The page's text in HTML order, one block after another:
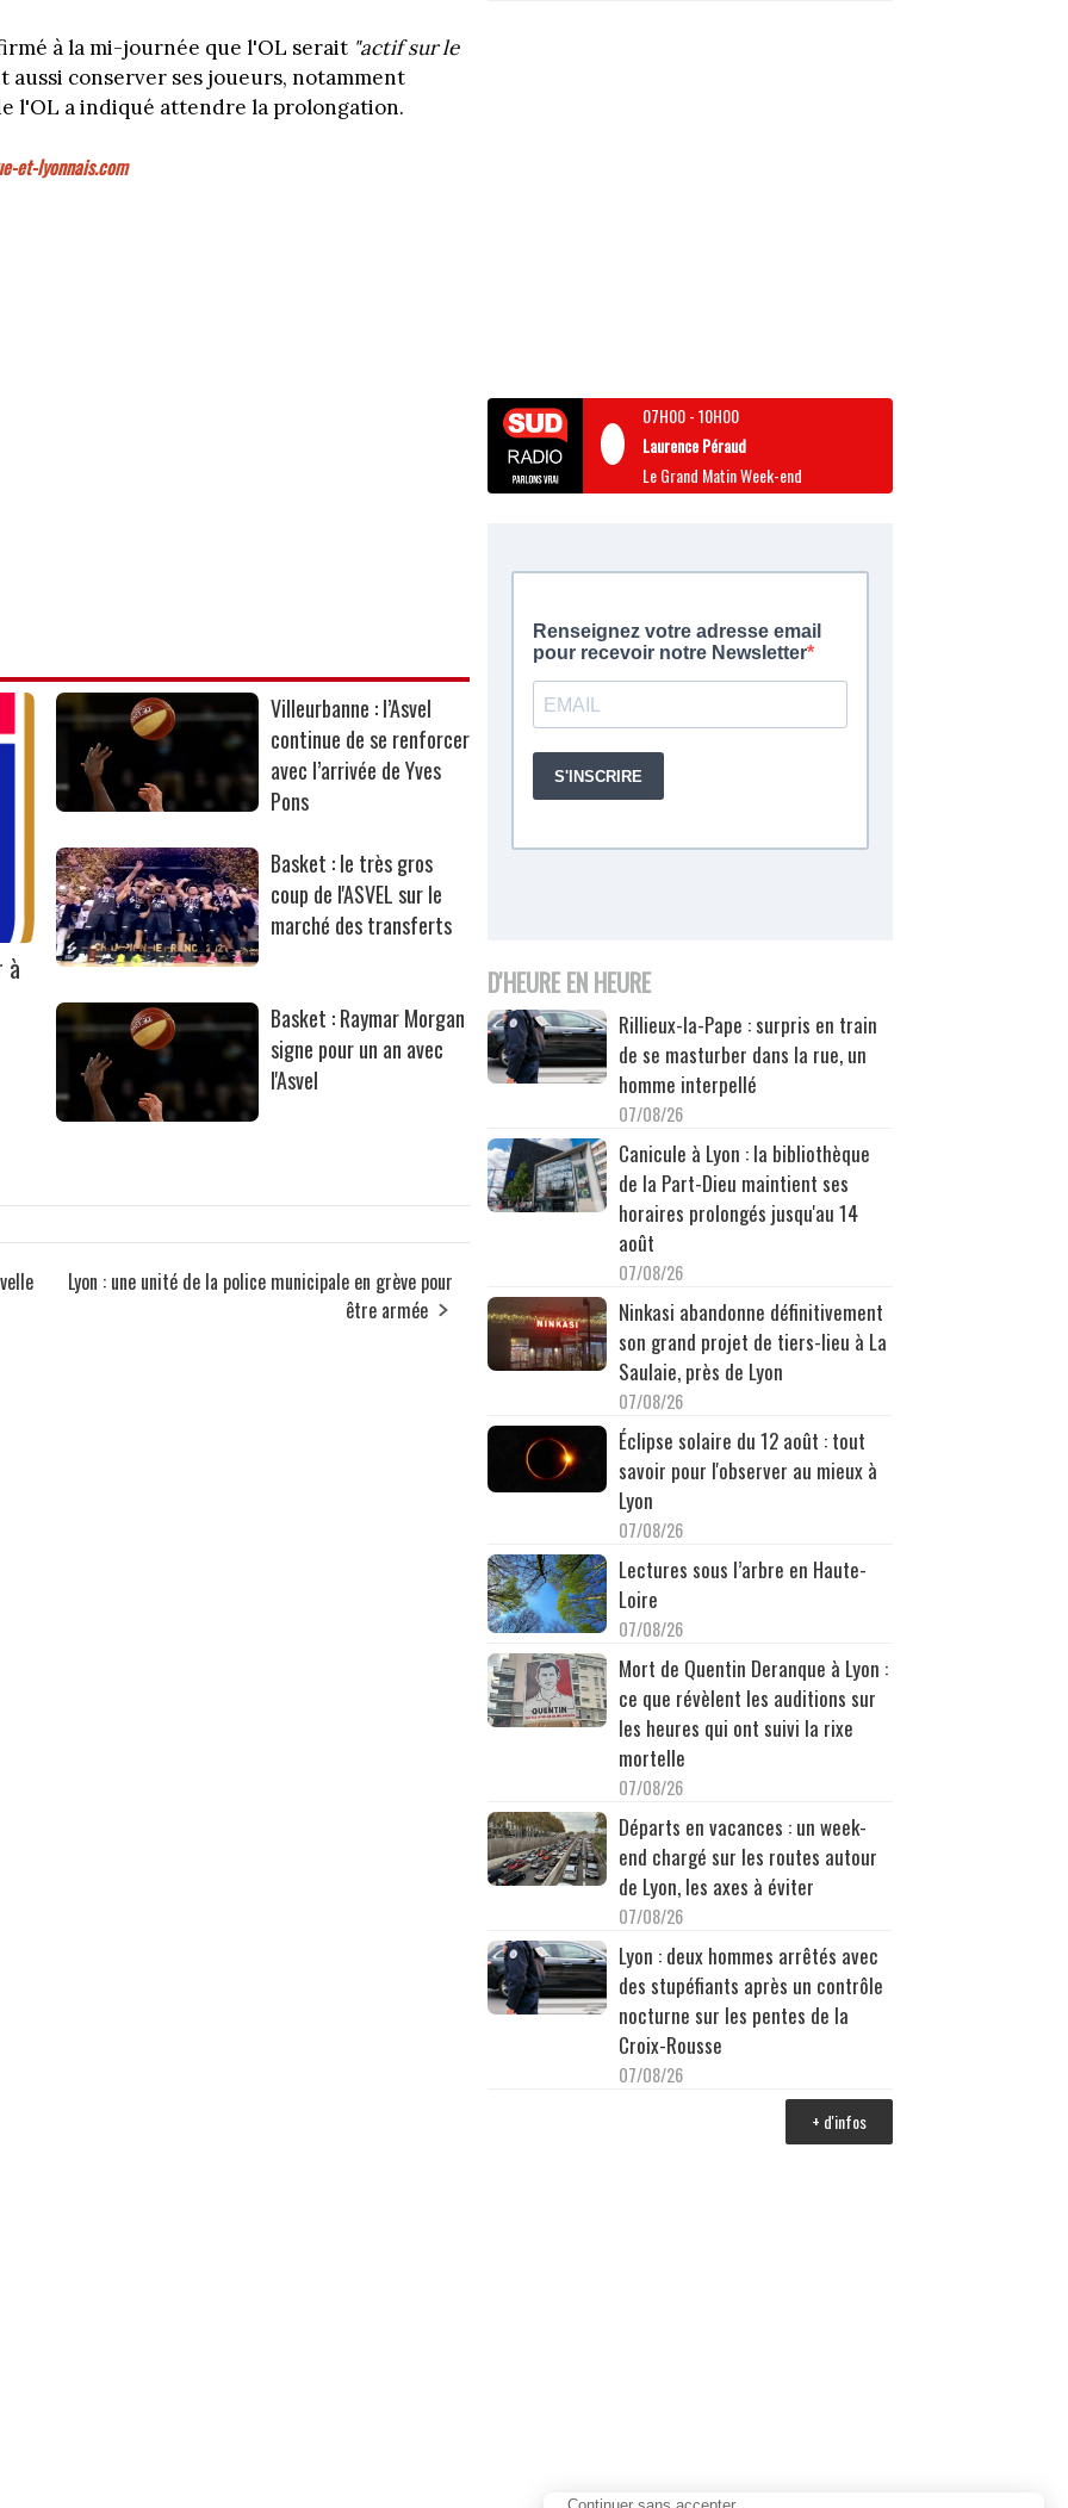
à la mi-journée que l'OL serait "actif sur le
aussi conserver ses joueurs, notamment
l'OL a indiqué attendre la prolongation.
et-lyonnais.com
à
Villeurbanne : l’Asvel
continue de se renforcer
avec l’arrivée de Yves
Pons
Basket : le très gros
coup de l'ASVEL sur le
marché des transferts
Basket : Raymar Morgan
signe pour un an avec
l'Asvel
Lyon : une unité de la police municipale en grève pour
être armée
07H00-10H00
Laurence Péraud
Le Grand Matin Week-end
D'HEURE EN HEURE
Rillieux-la-Pape : surpris en train
de se masturber dans la rue, un
homme interpellé
07/08/26
Canicule à Lyon : la bibliothèque
de la Part-Dieu maintient ses
horaires prolongés jusqu'au 14
août
07/08/26
Ninkasi abandonne définitivement
son grand projet de tiers-lieu à La
Saulaie, près de Lyon
07/08/26
Éclipse solaire du 12 août : tout
savoir pour l'observer au mieux à
Lyon
07/08/26
Lectures sous l’arbre en Haute-
Loire
07/08/26
Mort de Quentin Deranque à Lyon :
ce que révèlent les auditions sur
les heures qui ont suivi la rixe
mortelle
07/08/26
Départs en vacances : un week-
end chargé sur les routes autour
de Lyon, les axes à éviter
07/08/26
Lyon : deux hommes arrêtés avec
des stupéfiants après un contrôle
nocturne sur les pentes de la
Croix-Rousse
07/08/26
+ d'infos